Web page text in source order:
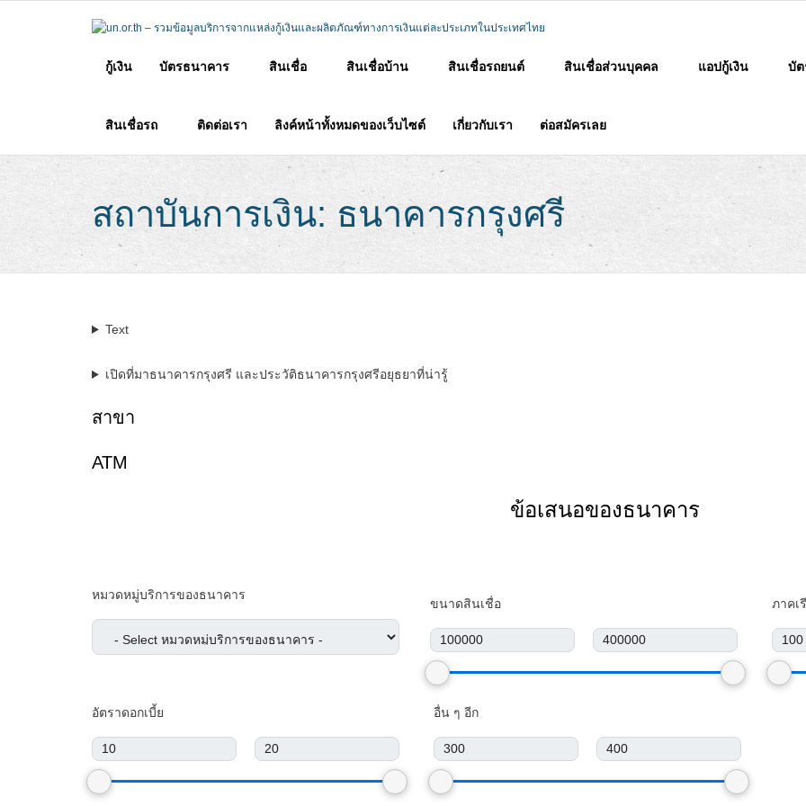
กู้เงิน
บัตรธนาคาร สินเชื่อ สินเชื่อบ้าน สินเชื่อรถยนต์ สินเชื่อส่วนบุคคล แอปกู้เงิน บัต
สินเชื่อรถ ติดต่อเรา ลิงค์หน้าทั้งหมดของเว็บไซต์ เกี่ยวกับเรา ต่อสมัครเลย
สถาบันการเงิน: ธนาคารกรุงศรี
Text
เปิดที่มาธนาคารกรุงศรี และประวัติธนาคารกรุงศรีอยุธยาที่น่ารู้
สาขา
АТМ
ข้อเสนอของธนาคาร
หมวดหมู่บริการของธนาคาร
ขนาดสินเชื่อ ภาคเ
อัตราดอกเบี้ย อื่น ๆ อีก